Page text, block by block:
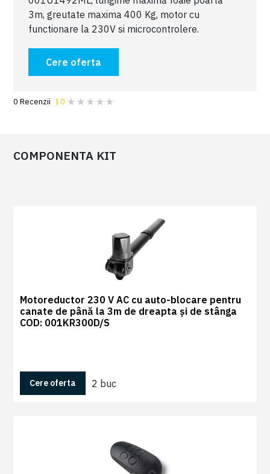
3m, greutate maxima 400 Kg, motor cu
functionare la 230V si microcontrolere.
Cere oferta
COMPONENTA KIT
Motoreductor 230 V AC cu auto-blocare pentru
canate de până la 3m de dreapta și de stânga
COD: 001KR300D/S
Cere oferta 2 buc